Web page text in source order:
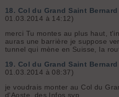
18. Col du Grand Saint
01.03.2014 à 14:12)
merci Tu montes au plus haut,
auras une barrière je suppose
tunnel qui mène en Suisse, la
19. Col du Grand Saint
01.03.2014 à 08:37)
je voudrais monter au Col du
d'Aoste, des Infos svp